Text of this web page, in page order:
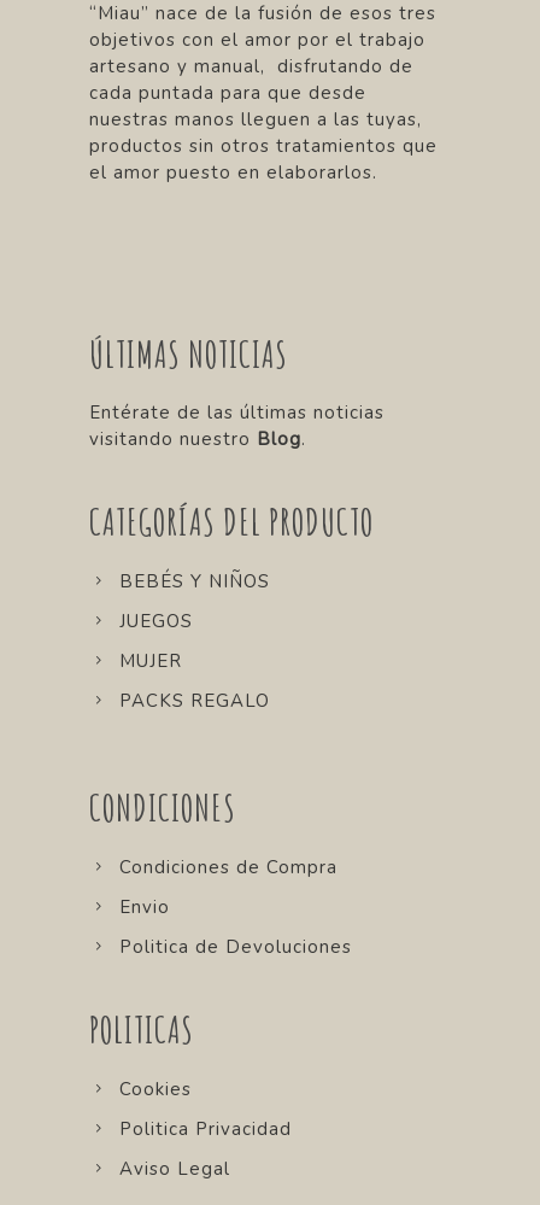
“Miau” nace de la fusión de esos tres
objetivos con el amor por el trabajo
artesano y manual, disfrutando de
cada puntada para que desde
nuestras manos lleguen a las tuyas,
productos sin otros tratamientos que
el amor puesto en elaborarlos.
ÚLTIMAS NOTICIAS
Entérate de las últimas noticias
visitando nuestro Blog.
CATEGORÍAS DEL PRODUCTO
BEBÉS Y NIÑOS
JUEGOS
MUJER
PACKS REGALO
CONDICIONES
Condiciones de Compra
Envio
Politica de Devoluciones
POLITICAS
Cookies
Politica Privacidad
Aviso Legal